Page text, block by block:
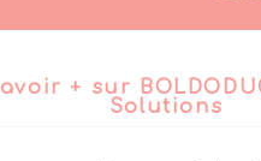
+ sur
Solutions